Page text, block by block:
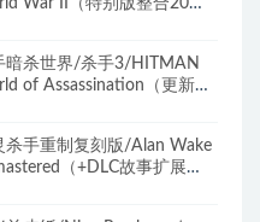
War II（特别版整合20号
暗杀世界/杀手3/HITMAN
of Assassination（更新
杀手重制复刻版/Alan Wake
（+DLC故事扩展